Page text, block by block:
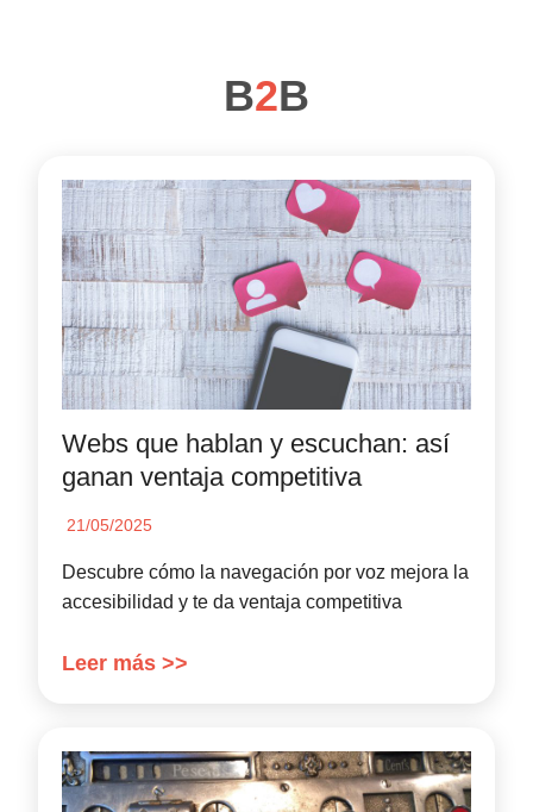
B2B
Webs que hablan y escuchan: así
ganan ventaja competitiva
21/05/2025
Descubre cómo la navegación por voz mejora la
accesibilidad y te da ventaja competitiva
Leer más >>